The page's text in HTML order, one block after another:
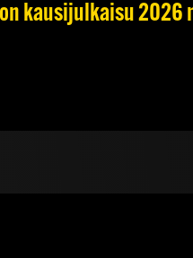
kausijulkaisu 2026